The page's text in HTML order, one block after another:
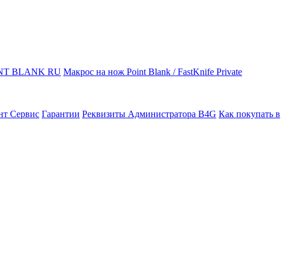
BLANK RU Макрос на нож Point Blank / FastKnife Private
Сервис Гарантии Реквизиты Администратора B4G Как покупать в